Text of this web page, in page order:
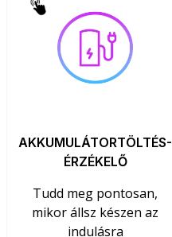
AKKUMULÁTORTÖLTÉS-
ÉRZÉKELŐ
Tudd meg pontosan,
mikor állsz készen az
indulásra